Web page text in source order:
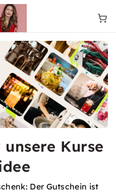
Kurse
Der Gutschein ist